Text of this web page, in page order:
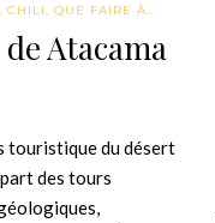
CHILI QUE FAIRE À...
Atacama
touristique du désert
des tours